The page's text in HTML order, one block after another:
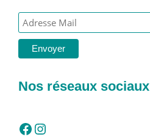
Nos réseaux sociaux
Facebook Instagram